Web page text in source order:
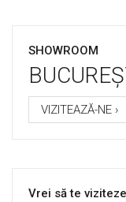
SHOWROOM
VIZITEAZĂ-NE ›
Vrei să te